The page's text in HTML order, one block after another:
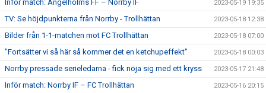
Inför match: Ängelholms FF – Norrby IF 2023-05-19 19:35
TV: Se höjdpunkterna från Norrby - Trollhättan 2023-05-18 12:38
Bilder från 1-1-matchen mot FC Trollhättan 2023-05-18 07:00
"Fortsätter vi så här så kommer det en ketchupeffekt" 2023-05-18 00:03
Norrby pressade serieledarna - fick nöja sig med ett kryss 2023-05-17 21:48
Inför match: Norrby IF – FC Trollhättan 2023-05-16 20:15